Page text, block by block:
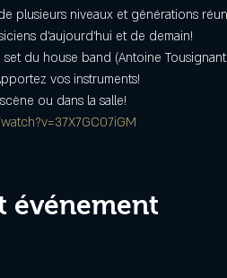
plusieurs niveaux et générations
d’aujourd’hui et de demain!
du house band (Antoine
vos instruments!
ou dans la salle!
événement